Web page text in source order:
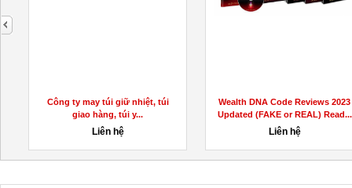
Công ty may túi giữ nhiệt, túi
giao hàng, túi y...
Liên hệ
Wealth DNA Code Reviews 2023
Updated (FAKE or REAL) Read...
Liên hệ